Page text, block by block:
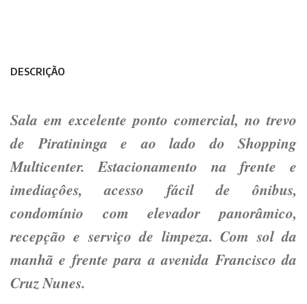
DESCRIÇÃO
Sala em excelente ponto comercial, no trevo
de Piratininga e ao lado do Shopping
Multicenter. Estacionamento na frente e
imediaçôes, acesso fácil de ônibus,
condomínio com elevador panorâmico,
recepção e serviço de limpeza. Com sol da
manhã e frente para a avenida Francisco da
Cruz Nunes.